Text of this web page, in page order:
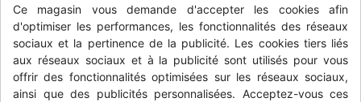
Ce magasin vous demande d'accepter les cookies afin
d'optimiser les performances, les fonctionnalités des réseaux
sociaux et la pertinence de la publicité. Les cookies tiers liés
aux réseaux sociaux et à la publicité sont utilisés pour vous
offrir des fonctionnalités optimisées sur les réseaux sociaux,
ainsi que des publicités personnalisées. Acceptez-vous ces